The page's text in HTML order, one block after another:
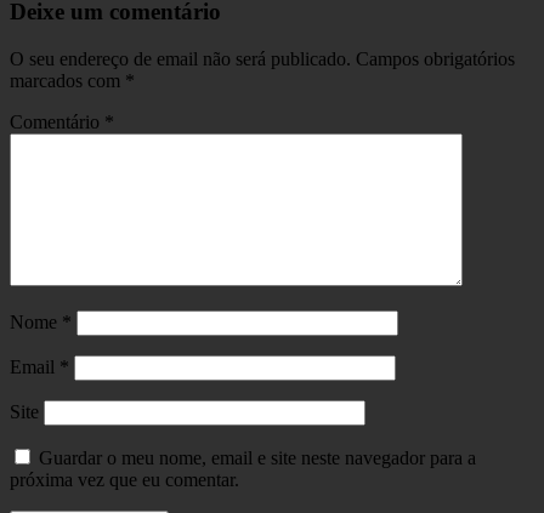
Deixe um comentário
O seu endereço de email não será publicado. Campos obrigatórios
marcados com *
Comentário *
Nome *
Email *
Site
Guardar o meu nome, email e site neste navegador para a
próxima vez que eu comentar.